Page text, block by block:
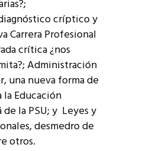
críptico y
Carrera Profesional
crítica ¿nos
Administración
una nueva forma de
la Educación
la PSU; y Leyes y
desmedro de
otros.